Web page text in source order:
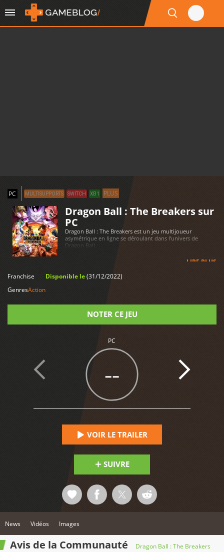
PC MULTISUPPORTS SWITCH XB1 PLUS
Dragon Ball : The Breakers sur
PC
Dragon Ball : The Breakers est un jeu multijoueur
asymétrique en ligne se déroulant dans l'univers de
Dragon Ball.
LIRE PLUS
Franchise
GenresAction
Disponible le(31/12/2022)
NOTER CE JEU
PC
--
VOIR LE TRAILER
SUIVRE
News Vidéos Images
Avis de la Communauté Dragon Ball : The Breakers